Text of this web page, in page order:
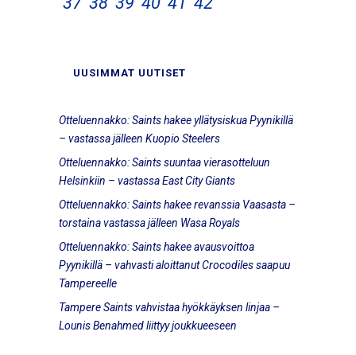
UUSIMMAT UUTISET
Otteluennakko: Saints hakee yllätysiskua Pyynikillä
– vastassa jälleen Kuopio Steelers
Otteluennakko: Saints suuntaa vierasotteluun
Helsinkiin – vastassa East City Giants
Otteluennakko: Saints hakee revanssia Vaasasta –
torstaina vastassa jälleen Wasa Royals
Otteluennakko: Saints hakee avausvoittoa
Pyynikillä – vahvasti aloittanut Crocodiles saapuu
Tampereelle
Tampere Saints vahvistaa hyökkäyksen linjaa –
Lounis Benahmed liittyy joukkueeseen